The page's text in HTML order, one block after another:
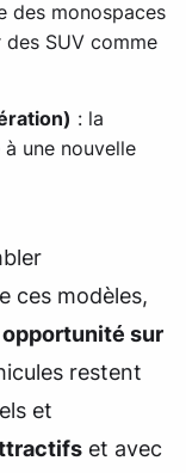
des monospaces
SUV comme
: la
une nouvelle
ces modèles,
sur
restent
et
et avec